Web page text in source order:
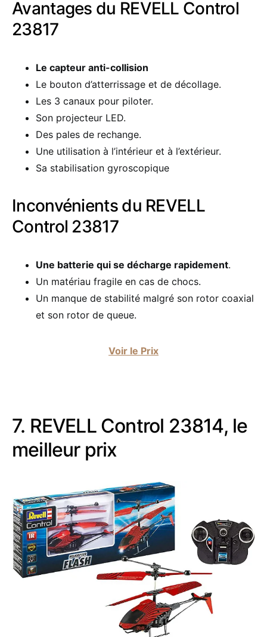
Avantages du REVELL Control
23817
Le capteur anti-collision
Le bouton d’atterrissage et de décollage.
Les 3 canaux pour piloter.
Son projecteur LED.
Des pales de rechange.
Une utilisation à l’intérieur et à l’extérieur.
Sa stabilisation gyroscopique
Inconvénients du REVELL
Control 23817
Une batterie qui se décharge rapidement.
Un matériau fragile en cas de chocs.
Un manque de stabilité malgré son rotor coaxial
et son rotor de queue.
Voir le Prix
7. REVELL Control 23814, le
meilleur prix